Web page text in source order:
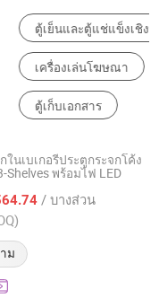
งเล่น ตู้ในครัว
นเบเกอรี่ประตูกระจกโค้ง
Shelves พร้อมไฟ LED
/ บางส่วน
ม
Ltd.